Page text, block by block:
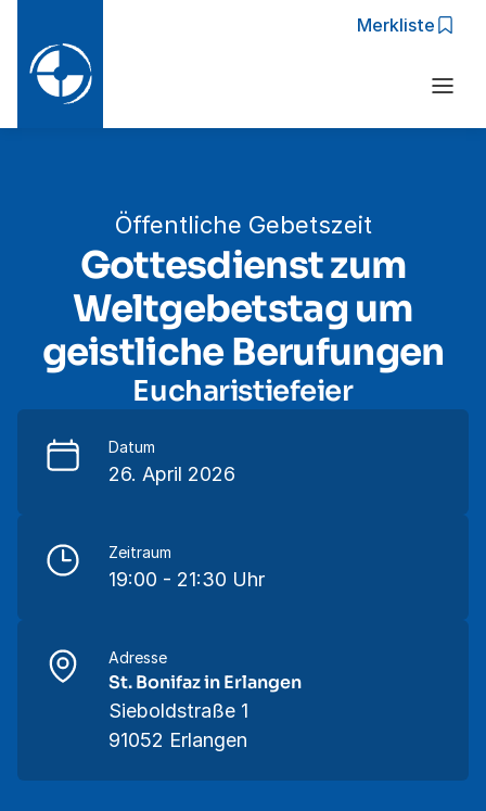
Merkliste
Öffentliche Gebetszeit
Gottesdienst zum
Weltgebetstag um
geistliche Berufungen
Eucharistiefeier
Datum
26. April 2026
Zeitraum
19:00 - 21:30 Uhr
Adresse
St. Bonifaz in Erlangen
Sieboldstraße 1
91052 Erlangen